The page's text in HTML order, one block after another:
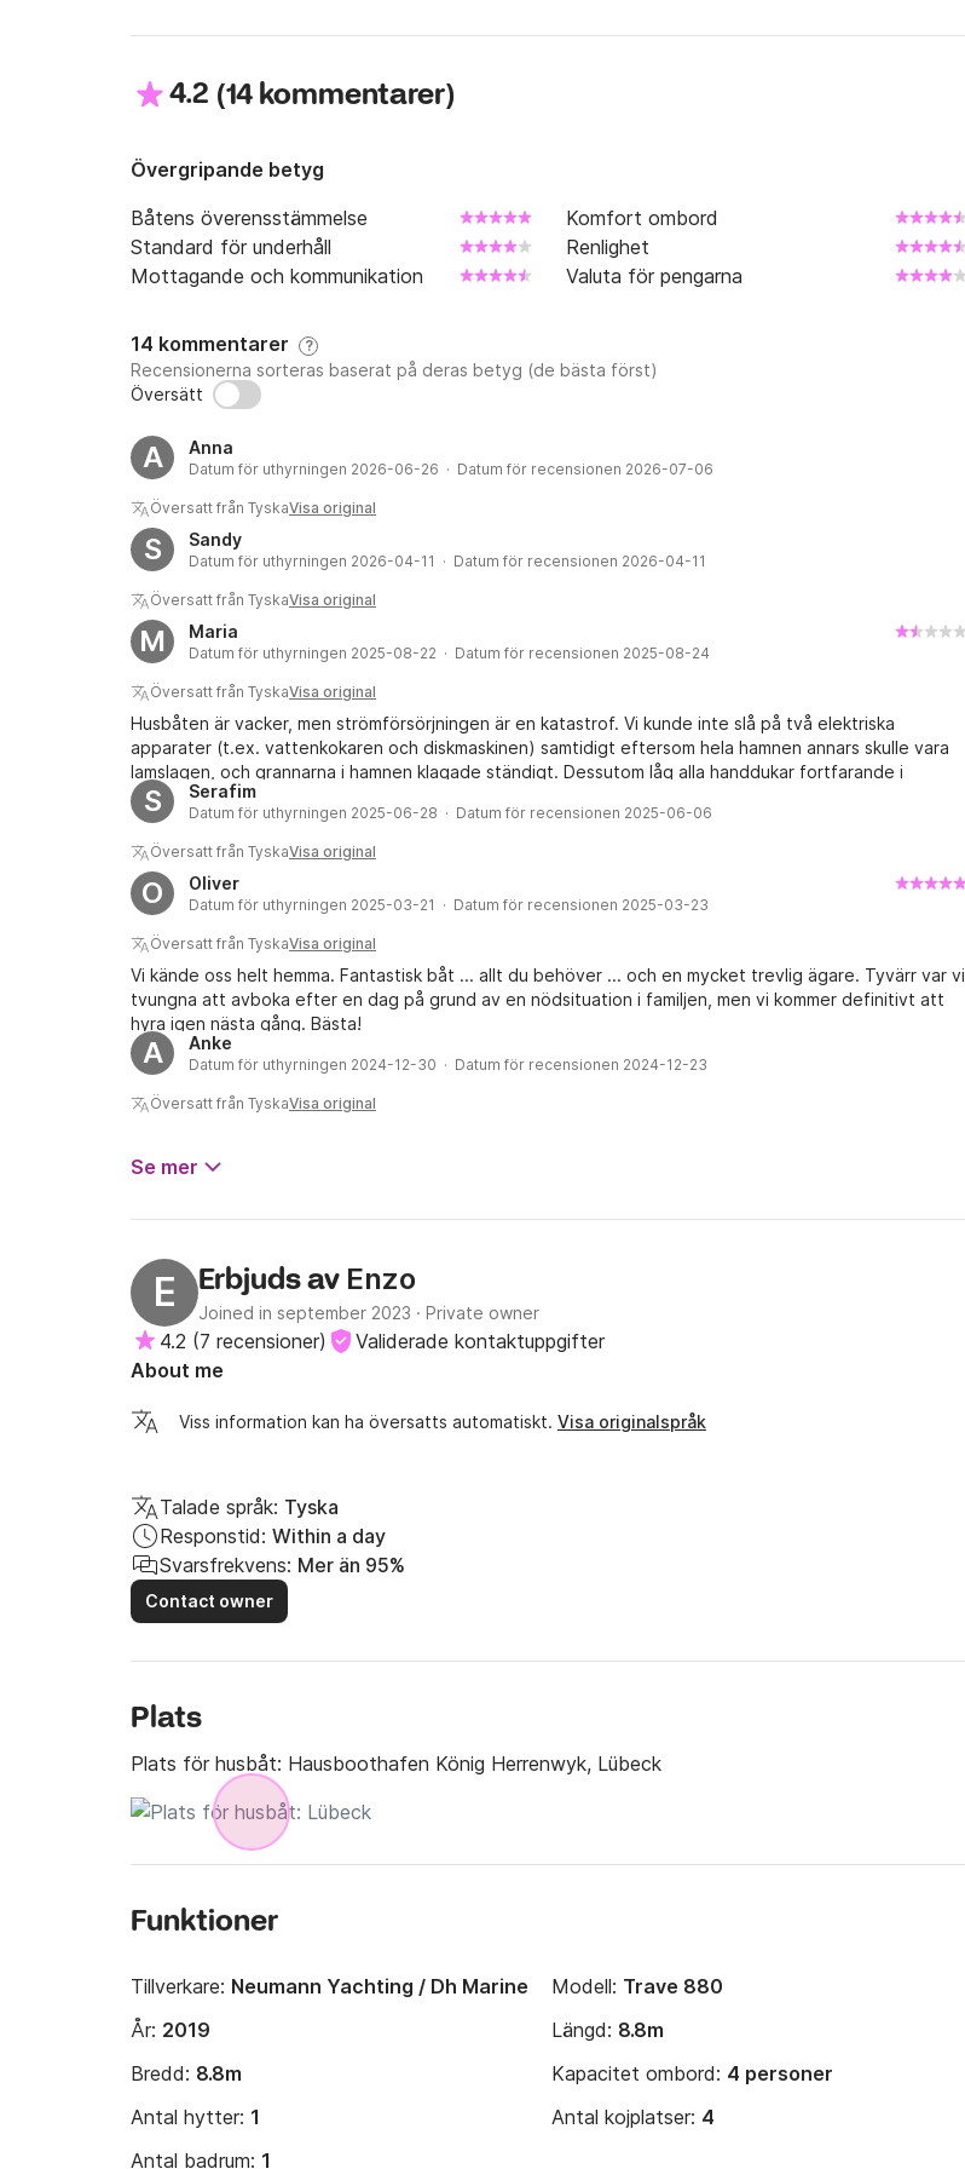
4.2 (14 kommentarer)
Övergripande betyg
Båtens överensstämmelse
Komfort ombord
Standard för underhåll
Renlighet
Mottagande och kommunikation
Valuta för pengarna
14 kommentarer ?
Recensionerna sorteras baserat på deras betyg (de bästa först)
Översätt
A Anna
Datum för uthyrningen 2026-06-26 · Datum för recensionen 2026-07-06
Översatt från TyskaVisa original
S Sandy
Datum för uthyrningen 2026-04-11 · Datum för recensionen 2026-04-11
Översatt från TyskaVisa original
M Maria
Datum för uthyrningen 2025-08-22 · Datum för recensionen 2025-08-24
Översatt från TyskaVisa original
Husbåten är vacker, men strömförsörjningen är en katastrof. Vi kunde inte slå på två elektriska
apparater (t.ex. vattenkokaren och diskmaskinen) samtidigt eftersom hela hamnen annars skulle vara
lamslagen, och grannarna i hamnen klagade ständigt. Dessutom låg alla handdukar fortfarande i
tvättmaskinen, och vi var tvungna att ta ut dem och torka dem själva. Vattentanken var tom, och sist
men inte minst var Wi-Fi:t inte påslaget. Sammantaget, inte rekommenderat.
S Serafim
Datum för uthyrningen 2025-06-28 · Datum för recensionen 2025-06-06
Översatt från TyskaVisa original
O Oliver
Datum för uthyrningen 2025-03-21 · Datum för recensionen 2025-03-23
Översatt från TyskaVisa original
Vi kände oss helt hemma. Fantastisk båt ... allt du behöver ... och en mycket trevlig ägare. Tyvärr var vi
tvungna att avboka efter en dag på grund av en nödsituation i familjen, men vi kommer definitivt att
hyra igen nästa gång. Bästa!
A Anke
Datum för uthyrningen 2024-12-30 · Datum för recensionen 2024-12-23
Översatt från TyskaVisa original
Se mer
E Erbjuds av Enzo
Joined in september 2023 · Private owner
4.2 (7 recensioner)
Validerade kontaktuppgifter
About me
Viss information kan ha översatts automatiskt. Visa originalspråk
Talade språk: Tyska
Responstid: Within a day
Svarsfrekvens: Mer än 95%
Contact owner
Plats
Plats för husbåt: Hausboothafen König Herrenwyk, Lübeck
Funktioner
Tillverkare: Neumann Yachting / Dh Marine Modell: Trave 880
År: 2019 Längd: 8.8m
Bredd: 8.8m Kapacitet ombord: 4 personer
Antal hytter: 1 Antal kojplatser: 4
Antal badrum: 1